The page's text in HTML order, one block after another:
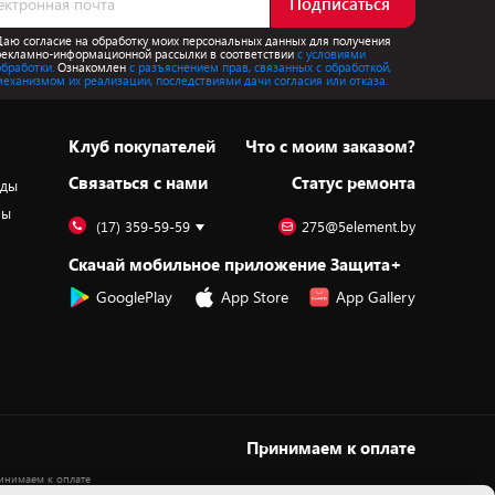
согласие на обработку моих персональных данных для получения
информационной рассылки в соответствиис условиями
Ознакомлен с разъяснением прав, связанных с обработкой,
их реализации, последствиями дачи согласия или отказа.
Клуб покупателей
Cвязаться с нами
Что с моим заказом?
Статус ремонта
(17) 359-59-59 275@5element.by
Скачай мобильное приложение Защита+
GooglePlay App Store App Gallery
Принимаем к оплате